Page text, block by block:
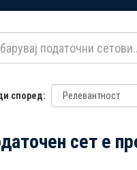
според
сет е